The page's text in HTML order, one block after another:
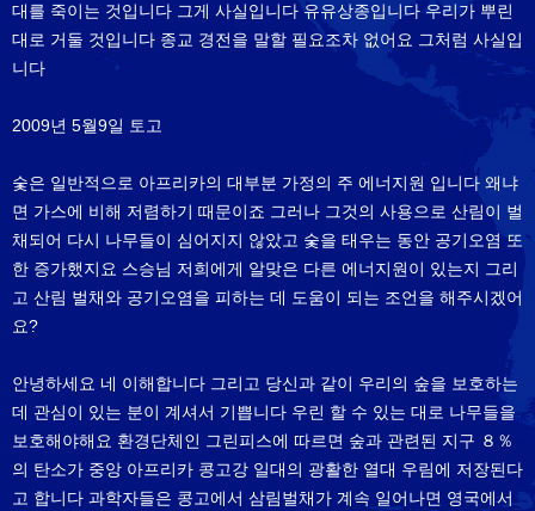
대를 죽이는 것입니다 그게 사실입니다 유유상종입니다 우리가 뿌린
대로 거둘 것입니다 종교 경전을 말할 필요조차 없어요 그처럼 사실입
니다
2009년 5월9일 토고
숯은 일반적으로 아프리카의 대부분 가정의 주 에너지원 입니다 왜냐
면 가스에 비해 저렴하기 때문이죠 그러나 그것의 사용으로 산림이 벌
채되어 다시 나무들이 심어지지 않았고 숯을 태우는 동안 공기오염 또
한 증가했지요 스승님 저희에게 알맞은 다른 에너지원이 있는지 그리
고 산림 벌채와 공기오염을 피하는 데 도움이 되는 조언을 해주시겠어
요?
안녕하세요 네 이해합니다 그리고 당신과 같이 우리의 숲을 보호하는
데 관심이 있는 분이 계셔서 기쁩니다 우린 할 수 있는 대로 나무들을
보호해야해요 환경단체인 그린피스에 따르면 숲과 관련된 지구 ８％
의 탄소가 중앙 아프리카 콩고강 일대의 광활한 열대 우림에 저장된다
고 합니다 과학자들은 콩고에서 삼림벌채가 계속 일어나면 영국에서